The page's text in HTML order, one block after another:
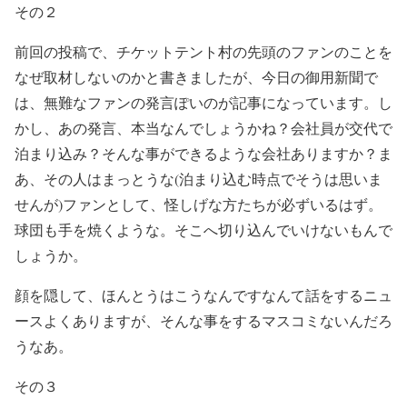
その２
前回の投稿で、チケットテント村の先頭のファンのことを
なぜ取材しないのかと書きましたが、今日の御用新聞で
は、無難なファンの発言ぽいのが記事になっています。し
かし、あの発言、本当なんでしょうかね？会社員が交代で
泊まり込み？そんな事ができるような会社ありますか？ま
あ、その人はまっとうな(泊まり込む時点でそうは思いま
せんが)ファンとして、怪しげな方たちが必ずいるはず。
球団も手を焼くような。そこへ切り込んでいけないもんで
しょうか。
顔を隠して、ほんとうはこうなんですなんて話をするニュ
ースよくありますが、そんな事をするマスコミないんだろ
うなあ。
その３